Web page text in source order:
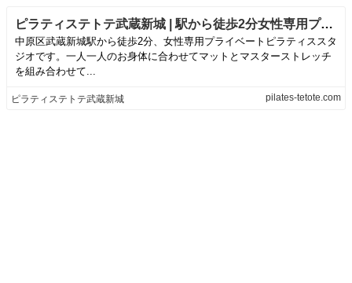
ピラティステトテ武蔵新城 | 駅から徒歩2分女性専用プライベートスタジオ
中原区武蔵新城駅から徒歩2分、女性専用プライベートピラティススタ
ジオです。一人一人のお身体に合わせてマットとマスターストレッチ
を組み合わせて...
ピラティステトテ武蔵新城 pilates-tetote.com